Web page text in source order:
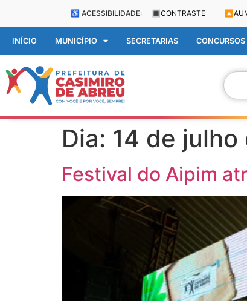
♿ ACESSIBILIDADE: 🔳 CONTRASTE 🔼
INÍCIO MUNICÍPIO SECRETARIAS
Dia: 14 de
Festival do Aipim